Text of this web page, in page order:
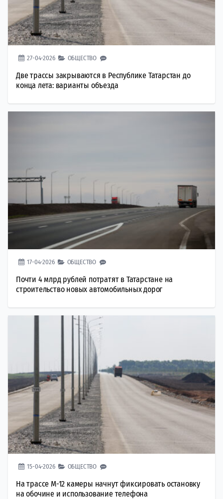
27-04-2026 ОБЩЕСТВО
Две трассы закрываются в Республике Татарстан до
конца лета: варианты объезда
17-04-2026 ОБЩЕСТВО
Почти 4 млрд рублей потратят в Татарстане на
строительство новых автомобильных дорог
15-04-2026 ОБЩЕСТВО
На трассе М-12 камеры начнут фиксировать остановку
на обочине и использование телефона